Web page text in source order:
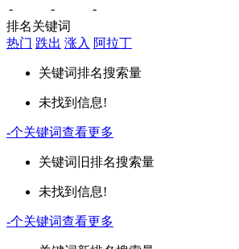
-
-
-
排名关键词
热门 跌出 涨入 阿拉丁
关键词排名搜索量
未找到信息!
-个关键词查看更多
关键词 旧排名搜索量
未找到信息!
-个关键词查看更多